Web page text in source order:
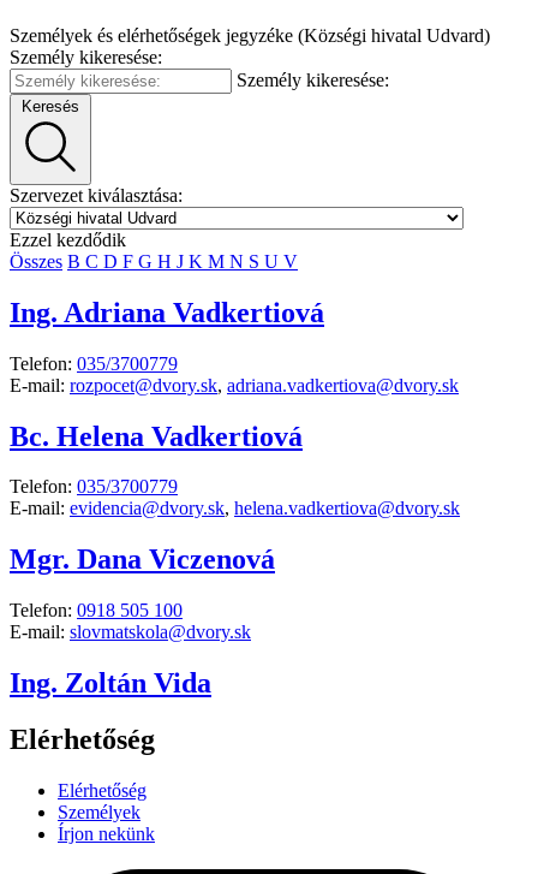
Személyek és elérhetőségek jegyzéke (Községi hivatal Udvard)
Személy kikeresése:
Személy kikeresése:
Keresés
Szervezet kiválasztása:
Ezzel kezdődik
Összes B C D F G H J K M N S U V
Ing. Adriana Vadkertiová
Telefon: 035/3700779
E-mail: rozpocet@dvory.sk, adriana.vadkertiova@dvory.sk
Bc. Helena Vadkertiová
Telefon: 035/3700779
E-mail: evidencia@dvory.sk, helena.vadkertiova@dvory.sk
Mgr. Dana Viczenová
Telefon: 0918 505 100
E-mail: slovmatskola@dvory.sk
Ing. Zoltán Vida
Elérhetőség
Elérhetőség
Személyek
Írjon nekünk